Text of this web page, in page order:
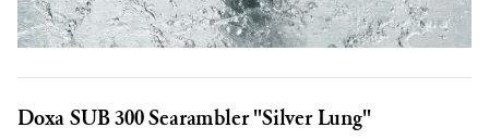
Doxa SUB 300 Searambler "Silver Lung"